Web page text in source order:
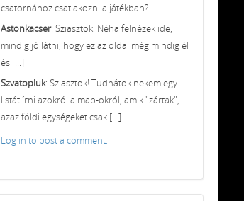
csatornához csatlakozni a játékban?
Astonkacser: Sziasztok! Néha felnézek ide,
mindig jó látni, hogy ez az oldal még mindig él
és [...]
Szvatopluk: Sziasztok! Tudnátok nekem egy
listát írni azokról a map-okról, amik "zártak",
azaz földi egységeket csak [...]
Log in to post a comment.